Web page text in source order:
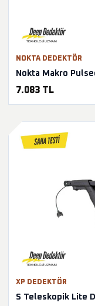
NOKTA DEDEKTÖR
Nokta Makro
7.083 TL
XP DEDEKTÖR
S Teleskopik Lite